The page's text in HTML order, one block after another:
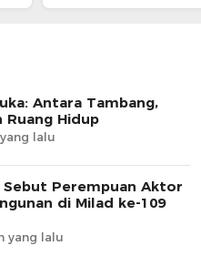
Antara Tambang,
Ruang Hidup
lalu
Perempuan Aktor
di Milad ke-109
yang lalu